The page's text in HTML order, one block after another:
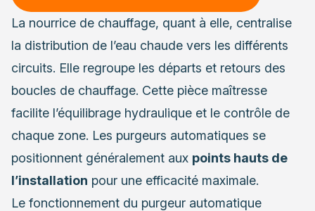
La nourrice de chauffage, quant à elle, centralise
la distribution de l’eau chaude vers les différents
circuits. Elle regroupe les départs et retours des
boucles de chauffage. Cette pièce maîtresse
facilite l’équilibrage hydraulique et le contrôle de
chaque zone. Les purgeurs automatiques se
positionnent généralement aux points hauts de
l’installation pour une efficacité maximale.
Le fonctionnement du purgeur automatique